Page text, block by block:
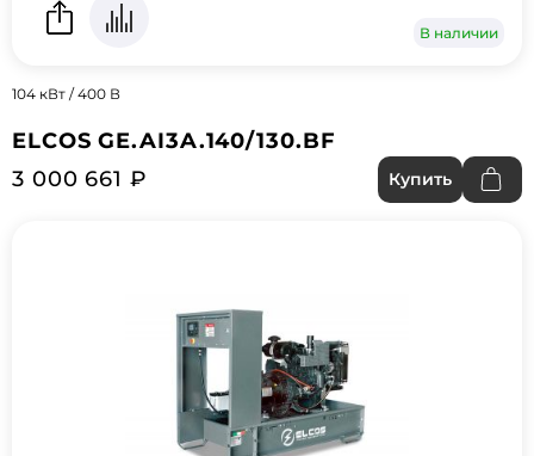
В наличии
104 кВт / 400 В
ELCOS GE.AI3A.140/130.BF
3 000 661 ₽
Купить